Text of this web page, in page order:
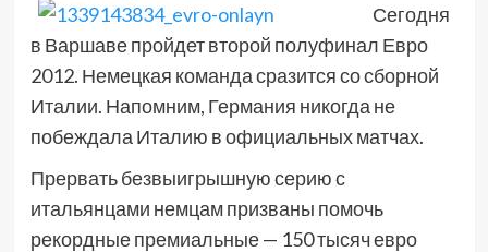
Сегодня
в Варшаве пройдет второй полуфинал Евро
2012. Немецкая команда сразится со сборной
Италии. Напомним, Германия никогда не
побеждала Италию в официальных матчах.
Прервать безвыигрышную серию с
итальянцами немцам призваны помочь
рекордные премиальные — 150 тысяч евро